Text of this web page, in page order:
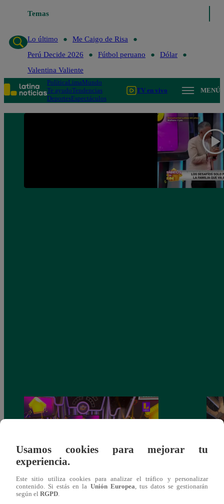
Temas
Lo último
Lo último
Me Caigo de Risa
Perú Decide 2026
Fútbol peruano
Dólar
Valentina Valiente
PolíticaLimaMundo
Te ayudoTendencias
DeportesEspectáculos
TV en vivo MENÚ
Sábados en Familia PROGRAMA
Usamos cookies para mejorar tu
experiencia.
Este sitio utiliza cookies para analizar el tráfico y personalizar
contenido. Si estás en la Unión Europea, tus datos se gestionarán
según el RGPD.